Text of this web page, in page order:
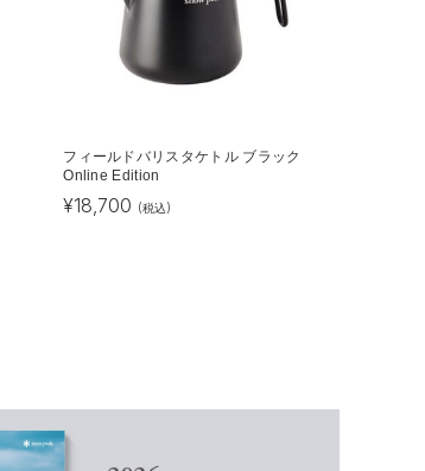
フィールドバリスタケトル ブラック
Online Edition
¥18,700 (税込)